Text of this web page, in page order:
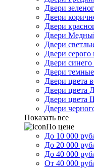
Двери
Двери
Двери
Двери
Двери
Двери серого
Двери синего
Двери темные
Двери цвета
Двери цвета
Двери цвета
Двери
Показать все
По цене
До 10 000
До 20 000
До 40 000
От 40 000